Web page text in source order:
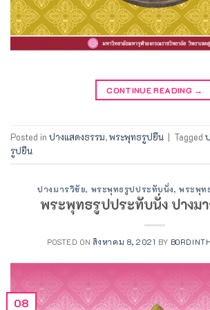
CONTINUE READING →
Posted in ปางแสดงธรรม,พระพุทธรูปยืน Tagged
รูปยืน
ปางมารวิชัย, พระพุทธรูปประทับนั่ง,พระพุท
พระพุทธรูปประทับนั่ง ปางม
POSTED ON สิงหาคม 8, 2021 BY
08